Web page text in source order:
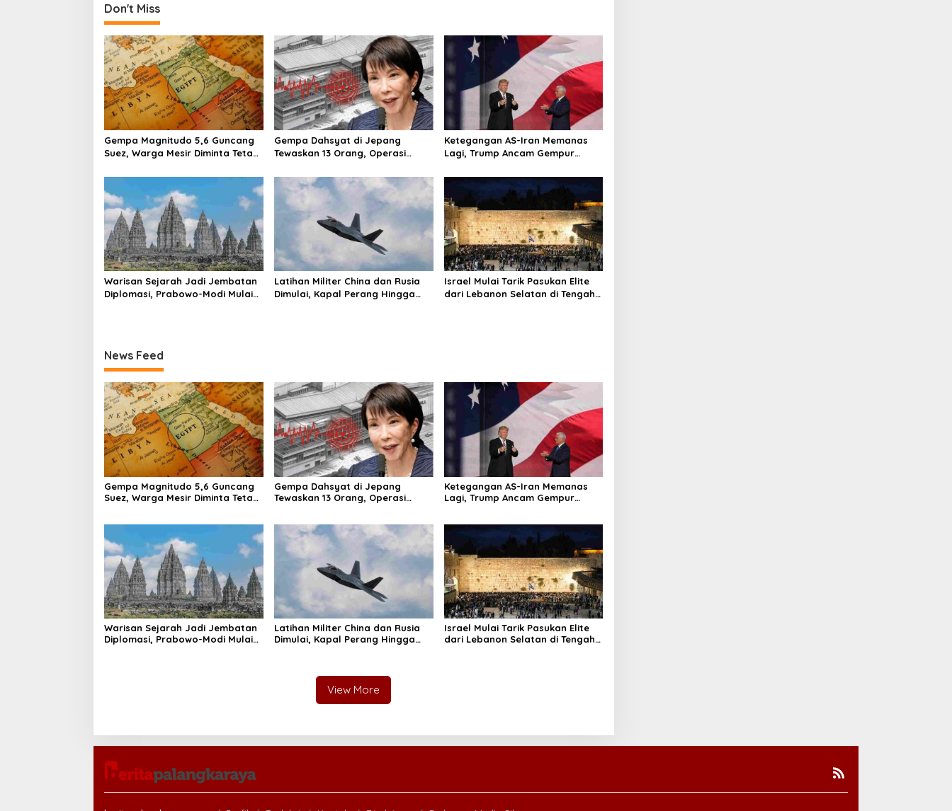
t
n
a
v
i
g
a
t
i
o
n
Don't Miss
Gempa Magnitudo 5,6 Guncang
Suez, Warga Mesir Diminta Tetap
Gempa Dahsyat di Jepang
Tewaskan 13 Orang, Operasi
Ketegangan AS-Iran Memanas
Lagi, Trump Ancam Gempur
Warisan Sejarah Jadi Jembatan
Diplomasi, Prabowo-Modi Mulai
Latihan Militer China dan Rusia
Dimulai, Kapal Perang Hingga
Israel Mulai Tarik Pasukan Elite
dari Lebanon Selatan di Tengah
News Feed
Gempa Magnitudo 5,6 Guncang
Suez, Warga Mesir Diminta Tetap
Gempa Dahsyat di Jepang
Tewaskan 13 Orang, Operasi
Ketegangan AS-Iran Memanas
Lagi, Trump Ancam Gempur
Warisan Sejarah Jadi Jembatan
Diplomasi, Prabowo-Modi Mulai
Latihan Militer China dan Rusia
Dimulai, Kapal Perang Hingga
Israel Mulai Tarik Pasukan Elite
dari Lebanon Selatan di Tengah
View More